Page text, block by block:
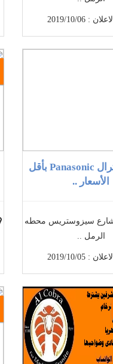
: 2019/10/06
أفضل سنترال Panasonic بأقل
الأسعار ..
, 13 شارع سيزوستريس محطه
الرمل ..
: 2019/10/05